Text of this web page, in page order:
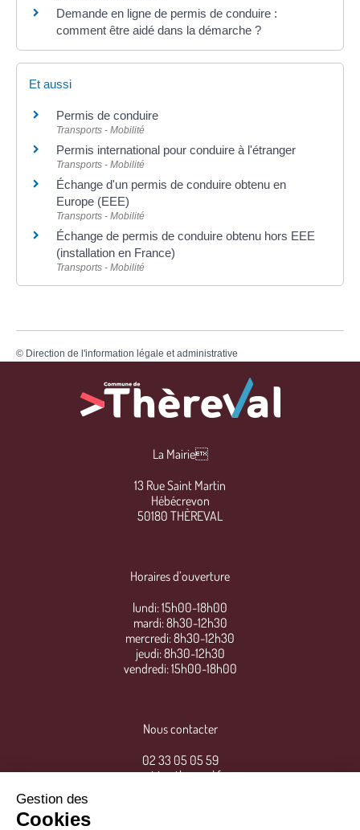
Demande en ligne de permis de conduire :
comment être aidé dans la démarche ?
Et aussi
Permis de conduire
Transports - Mobilité
Permis international pour conduire à l'étranger
Transports - Mobilité
Échange d'un permis de conduire obtenu en
Europe (EEE)
Transports - Mobilité
Échange de permis de conduire obtenu hors EEE
(installation en France)
Transports - Mobilité
© Direction de l'information légale et administrative
La Mairie
13 Rue Saint Martin
Hébécrevon
50180 THÈREVAL
Horaires d’ouverture
lundi: 15h00-18h00
mardi: 8h30-12h30
mercredi: 8h30-12h30
jeudi: 8h30-12h30
vendredi: 15h00-18h00
Nous contacter
02 33 05 05 59
mairie@thereval.fr
Gestion des
Cookies